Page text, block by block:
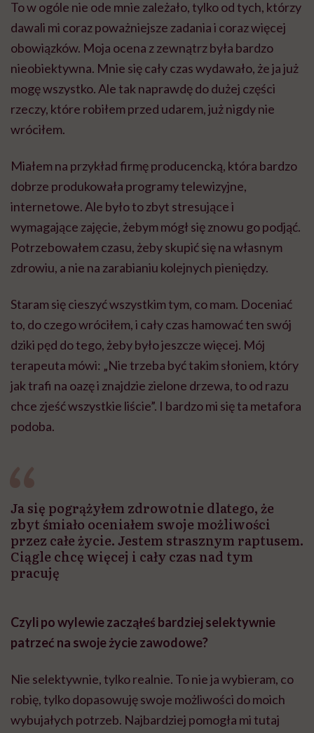
To w ogóle nie ode mnie zależało, tylko od tych, którzy
dawali mi coraz poważniejsze zadania i coraz więcej
obowiązków. Moja ocena z zewnątrz była bardzo
nieobiektywna. Mnie się cały czas wydawało, że ja już
mogę wszystko. Ale tak naprawdę do dużej części
rzeczy, które robiłem przed udarem, już nigdy nie
wróciłem.
Miałem na przykład firmę producencką, która bardzo
dobrze produkowała programy telewizyjne,
internetowe. Ale było to zbyt stresujące i
wymagające zajęcie, żebym mógł się znowu go podjąć.
Potrzebowałem czasu, żeby skupić się na własnym
zdrowiu, a nie na zarabianiu kolejnych pieniędzy.
Staram się cieszyć wszystkim tym, co mam. Doceniać
to, do czego wróciłem, i cały czas hamować ten swój
dziki pęd do tego, żeby było jeszcze więcej. Mój
terapeuta mówi: „Nie trzeba być takim słoniem, który
jak trafi na oazę i znajdzie zielone drzewa, to od razu
chce zjeść wszystkie liście”. I bardzo mi się ta metafora
podoba.
Ja się pogrążyłem zdrowotnie dlatego, że
zbyt śmiało oceniałem swoje możliwości
przez całe życie. Jestem strasznym raptusem.
Ciągle chcę więcej i cały czas nad tym
pracuję
Czyli po wylewie zacząłeś bardziej selektywnie
patrzeć na swoje życie zawodowe?
Nie selektywnie, tylko realnie. To nie ja wybieram, co
robię, tylko dopasowuję swoje możliwości do moich
wybujałych potrzeb. Najbardziej pomogła mi tutaj